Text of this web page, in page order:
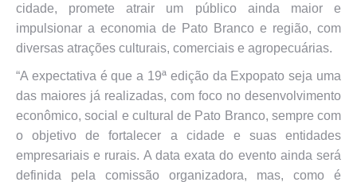
cidade, promete atrair um público ainda maior e
impulsionar a economia de Pato Branco e região, com
diversas atrações culturais, comerciais e agropecuárias.
“A expectativa é que a 19ª edição da Expopato seja uma
das maiores já realizadas, com foco no desenvolvimento
econômico, social e cultural de Pato Branco, sempre com
o objetivo de fortalecer a cidade e suas entidades
empresariais e rurais. A data exata do evento ainda será
definida pela comissão organizadora, mas, como é